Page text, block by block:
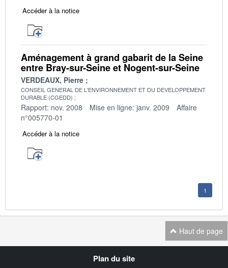
Accéder à la notice
Aménagement à grand gabarit de la Seine
entre Bray-sur-Seine et Nogent-sur-Seine
VERDEAUX, Pierre
CONSEIL GENERAL DE L'ENVIRONNEMENT ET DU DEVELOPPEMENT
DURABLE (CGEDD)
Rapport: nov. 2008 Mise en ligne: janv. 2009
Affaire
n°005770-01
Accéder à la notice
1
Haut de page
Plan du site